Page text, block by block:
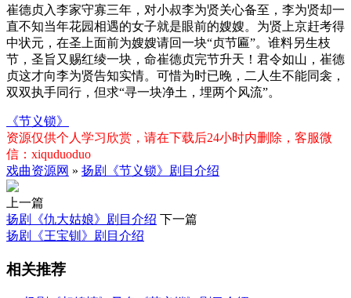
崔德贞入李家守寡三年，对小叔李为贤关心备至，李为贤却一
直不知当年花园相遇的女子就是眼前的嫂嫂。为贤上京赶考得
中状元，在圣上面前为嫂嫂请回一块“贞节匾”。谁料另生枝
节，圣旨又赐红绫一块，命崔德贞完节升天！君令如山，崔德
贞这才向李为贤告知实情。可惜为时已晚，二人生不能同衾，
双双执手同行，但求“寻一块净土，埋两个风流”。
《节义锁》
资源仅供个人学习欣赏，请在下载后24小时内删除，客服微
信：xiquduoduo
戏曲资源网 » 扬剧《节义锁》剧目介绍
上一篇
扬剧《仇大姑娘》剧目介绍 下一篇
扬剧《王宝钏》剧目介绍
相关推荐